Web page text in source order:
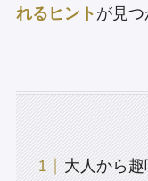
れるヒント が見つ
大人から